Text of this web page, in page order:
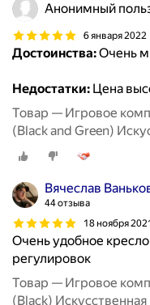
Анонимный
6 января 2022
Достоинства:Очень
Недостатки: Цена
Товар — Игровое
(Black and Green)
Вячеслав
44 отзыва
18 ноября
Очень удобное
регулировок
Товар — Игровое
(Black)